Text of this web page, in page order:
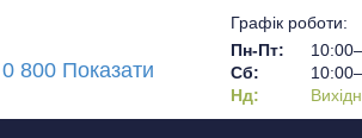
0 800 Показати
Графік роботи:
Пн-Пт:
Сб:
Нд: